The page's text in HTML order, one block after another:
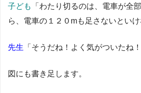
子ども
「わたり切るのは、電車が全
ら、電車の１２０mも足さないといけ
先生 「そうだね！よく気がついたね！
図にも書き足します。